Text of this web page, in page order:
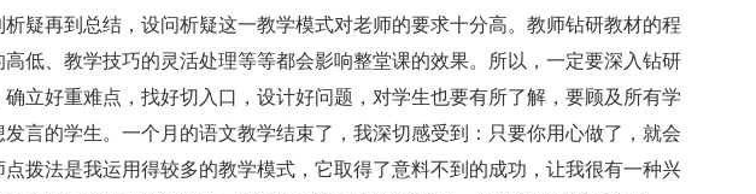
再到总结，设问析疑这一教学模式对老师的要求十分高。教师钻研教材的程
低、教学技巧的灵活处理等等都会影响整堂课的效果。所以，一定要深入钻研
立好重难点，找好切入口，设计好问题，对学生也要有所了解，要顾及所有学
言的学生。一个月的语文教学结束了，我深切感受到：只要你用心做了，就会
拨法是我运用得较多的教学模式，它取得了意料不到的成功，让我很有一种兴